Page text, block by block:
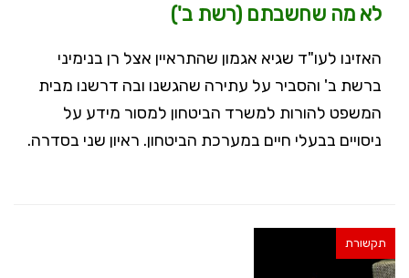
לא מה שחשבתם (רשת ב')
האזינו לעו"ד שגיא אגמון שהתראיין אצל רן בנימיני
ברשת ב' והסביר על עתירה שהגשנו ובה דרשנו מבית
המשפט להורות למשרד הביטחון למסור מידע על
ניסויים בבעלי חיים במערכת הביטחון. ראיון שני בסדרה.
תקשורת